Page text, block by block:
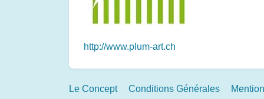
http://www.plum-art.ch
Footer
Le Concept Conditions Générales